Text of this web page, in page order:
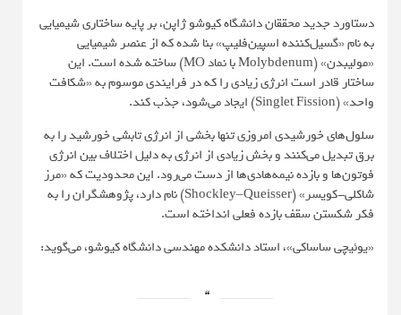
دستاورد جدید محققان دانشگاه کیوشو ژاپن، بر پایه ساختاری شیمیایی‌
به نام «گسیل‌کننده اسپین‌فلیپ» بنا شده که از عنصر شیمیایی
«مولیبدن» (Molybdenum با نماد MO) ساخته شده است. این
ساختار قادر است انرژی زیادی را که در فرایندی موسوم به «شکافت
واحد» (Singlet Fission) ایجاد می‌شود، جذب کند.
سلول‌های خورشیدی امروزی تنها بخشی از انرژی تابشی خورشید را به
برق تبدیل می‌کنند و بخش زیادی از انرژی به دلیل اختلاف بین انرژی
فوتون‌ها و بازده نیمه‌هادی‌ها از دست می‌رود. این محدودیت که «مرز
شاکلی-کویسر» (Shockley–Queisser) نام دارد، پژوهشگران را به
فکر شکستن سقف بازده فعلی انداخته است.
«یوئیچی ساساکی»، استاد دانشکده مهندسی دانشگاه کیوشو، می‌گوید: